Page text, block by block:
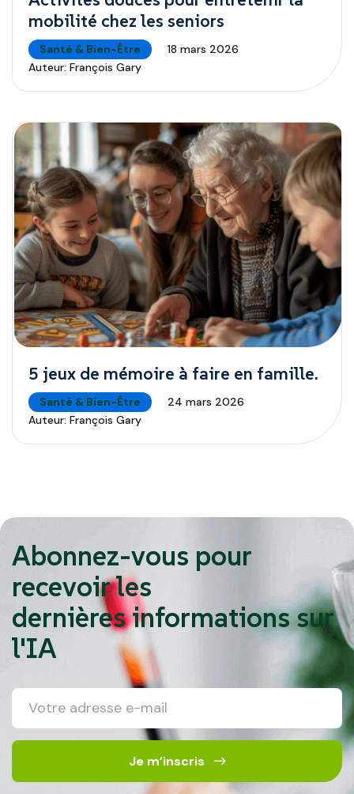
mobilité chez les seniors
Santé & Bien-Être
Auteur: François Gary
18 mars 2026
5 jeux de mémoire à faire en famille.
Santé & Bien-Être
Auteur: François Gary
24 mars 2026
Abonnez-vous pour
recevoir les
dernières informations sur
l'IA
Je m’inscris